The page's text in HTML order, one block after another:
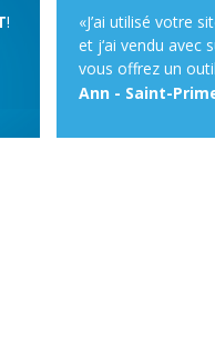
!
«J’ai utilisé votre
et j‘ai vendu avec
vous offrez un
service
utiliser, et
Ann - Saint-